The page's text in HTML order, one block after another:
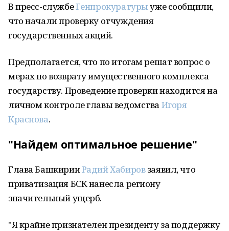
В пресс-службеГенпрокуратурыуже сообщили,
что начали проверку отчуждения
государственных акций.
Предполагается, что по итогам решат вопрос о
мерах по возврату имущественного комплекса
государству. Проведение проверки находится на
личном контроле главы ведомства Игоря
Краснова.
"Найдем оптимальное решение"
Глава БашкирииРадий Хабировзаявил, что
приватизация БСК нанесла региону
значительный ущерб.
"Я крайне признателен президенту за поддержку